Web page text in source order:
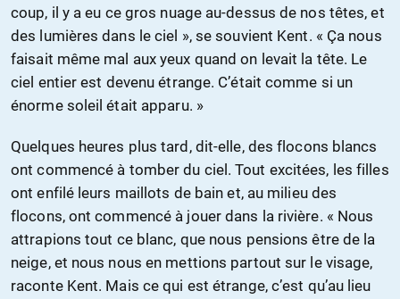
coup, il y a eu ce gros nuage au-dessus de nos têtes, et
des lumières dans le ciel », se souvient Kent. « Ça nous
faisait même mal aux yeux quand on levait la tête. Le
ciel entier est devenu étrange. C’était comme si un
énorme soleil était apparu. »
Quelques heures plus tard, dit-elle, des flocons blancs
ont commencé à tomber du ciel. Tout excitées, les filles
ont enfilé leurs maillots de bain et, au milieu des
flocons, ont commencé à jouer dans la rivière. « Nous
attrapions tout ce blanc, que nous pensions être de la
neige, et nous nous en mettions partout sur le visage,
raconte Kent. Mais ce qui est étrange, c’est qu’au lieu